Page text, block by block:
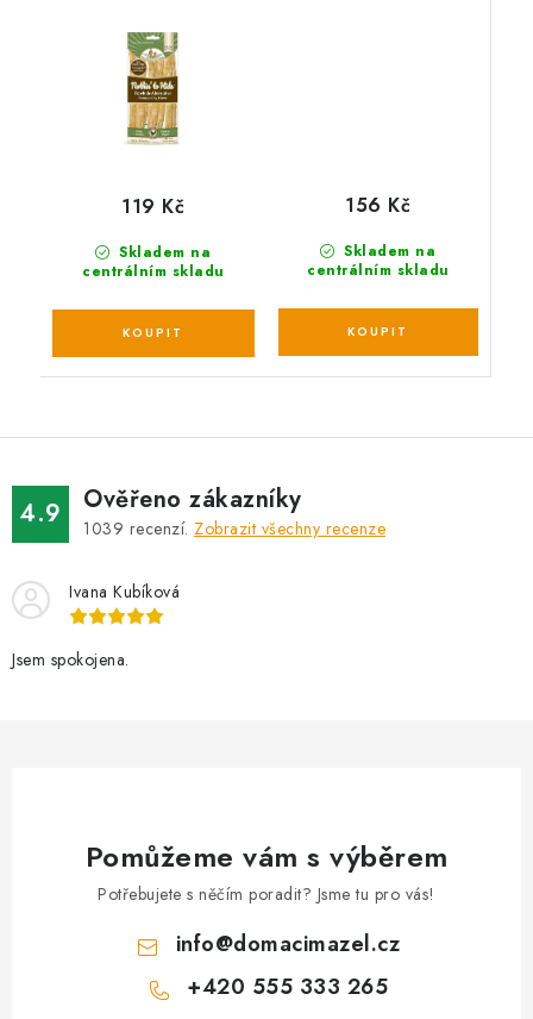
masem 10ks
Skladem na
centrálním skladu
119 Kč
Skladem na
centrálním skladu
156 Kč
4.9 Ověřeno zákazníky
1039 recenzí. Zobrazit všechny recenze
Ivana Kubíková
Jsem spokojena.
Pomůžeme vám s výběrem
Potřebujete s něčím poradit? Jsme tu pro vás!
info@domacimazel.cz
+420 555 333 265